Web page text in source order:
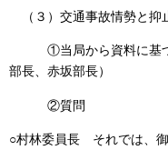
（３）交通事故情勢と抑
①当局から資料に基づき
部長、赤坂部長）
②質問
○村林委員長 それでは、御